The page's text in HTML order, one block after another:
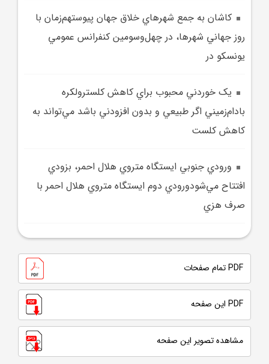
کاشان به جمع شهرهاي خلاق جهان پيوستهم‌زمان با
روز جهاني شهرها، در چهل‌وسومين کنفرانس عمومي
يونسکو در
يک خوردني محبوب براي کاهش کلسترولکره
بادام‌زميني اگر طبيعي و بدون افزودني باشد مي‌تواند به
کاهش کلست
ورودي جنوبي ايستگاه متروي هلال احمر، بزودي
افتتاح مي‌شودورودي دوم ايستگاه متروي هلال احمر با
صرف هزي
PDF تمام صفحات
PDF این صفحه
مشاهده تصویر این صفحه